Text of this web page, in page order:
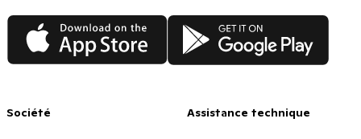
App Store Google Play
Société Assistance technique